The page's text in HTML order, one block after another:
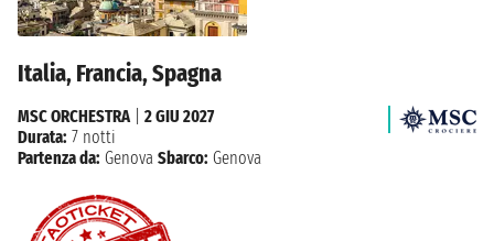
Italia, Francia, Spagna
MSC ORCHESTRA
2 GIU 2027
Durata: 7 notti
Partenza da: Genova Sbarco: Genova